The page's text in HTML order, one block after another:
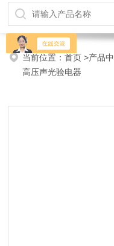
当前位置：首页>产品
高压声光验电器